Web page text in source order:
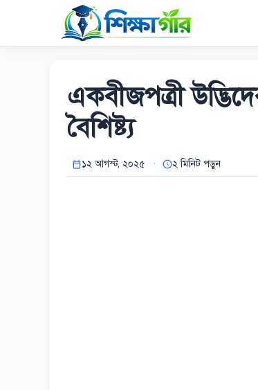
content
একবীজপত্রী
বৈশিষ্ট্য
১২ আগস্ট, ২০২৫ ২ মিনিট পড়ুন